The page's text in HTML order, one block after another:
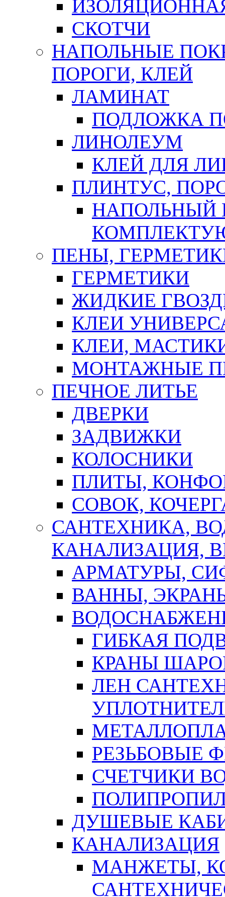
СКОТЧИ
НАПОЛЬНЫЕ
ПОРОГИ, КЛЕЙ
ЛАМИНАТ
ПОДЛОЖКА
ЛИНОЛЕУМ
КЛЕЙ ДЛЯ
ПЛИНТУС,
НАПОЛЬНЫЙ
ПЕНЫ,
ГЕРМЕТИКИ
ЖИДКИЕ
КЛЕИ
КЛЕИ,
МОНТАЖНЫЕ
ПЕЧНОЕ ЛИТЬЕ
ДВЕРКИ
ЗАДВИЖКИ
КОЛОСНИКИ
ПЛИТЫ,
СОВОК,
САНТЕХНИКА,
КАНАЛИЗАЦИЯ,
АРМАТУРЫ,
ВАННЫ,
ГИБКАЯ
КРАНЫ
ЛЕН
РЕЗЬБОВЫЕ
СЧЕТЧИКИ
ДУШЕВЫЕ
КАНАЛИЗАЦИЯ
МАНЖЕТЫ,